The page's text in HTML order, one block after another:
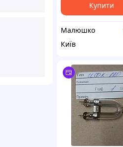
Купити
Малюшко
Київ